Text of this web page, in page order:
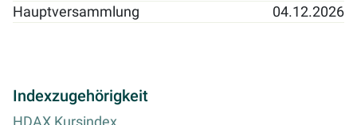
Hauptversammlung
04.12.2026
Indexzugehörigkeit